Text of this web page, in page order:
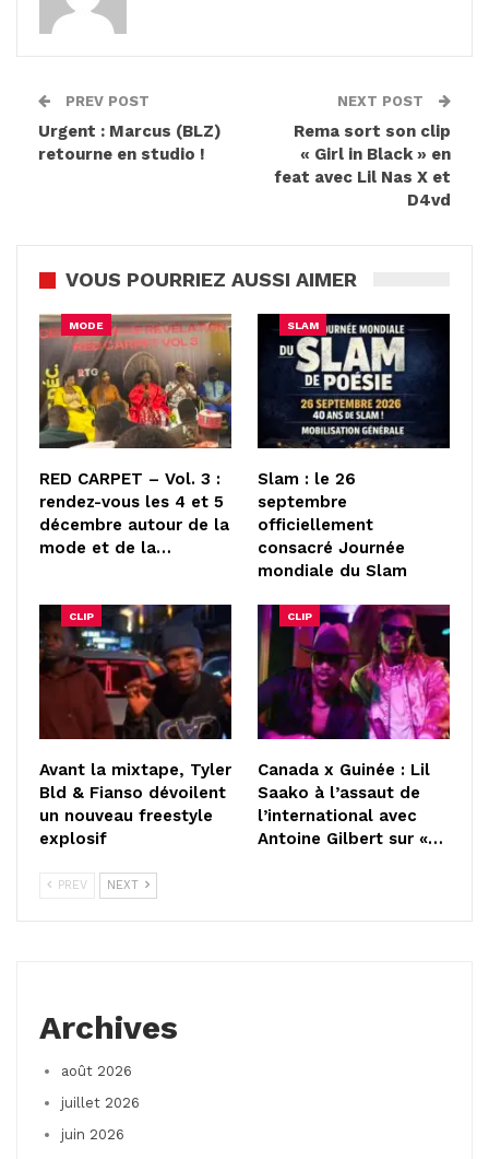
PREV POST
Urgent : Marcus (BLZ)
retourne en studio !
NEXT POST
Rema sort son clip
« Girl in Black » en
feat avec Lil Nas X et
D4vd
VOUS POURRIEZ AUSSI AIMER
MODE
RED CARPET – Vol. 3 :
rendez-vous les 4 et 5
décembre autour de la
mode et de la…
SLAM
Slam : le 26
septembre
officiellement
consacré Journée
mondiale du Slam
CLIP
Avant la mixtape, Tyler
Bld & Fianso dévoilent
un nouveau freestyle
explosif
CLIP
Canada x Guinée : Lil
Saako à l’assaut de
l’international avec
Antoine Gilbert sur «…
PREV NEXT
Archives
août 2026
juillet 2026
juin 2026